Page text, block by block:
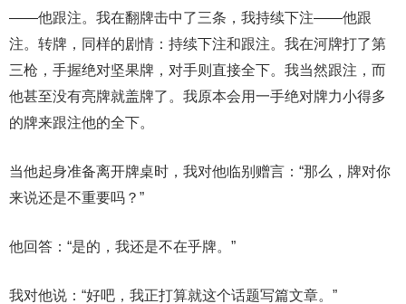
——他跟注。我在翻牌击中了三条，我持续下注——他跟
注。转牌，同样的剧情：持续下注和跟注。我在河牌打了第
三枪，手握绝对坚果牌，对手则直接全下。我当然跟注，而
他甚至没有亮牌就盖牌了。我原本会用一手绝对牌力小得多
的牌来跟注他的全下。
当他起身准备离开牌桌时，我对他临别赠言：“那么，牌对你
来说还是不重要吗？”
他回答：“是的，我还是不在乎牌。”
我对他说：“好吧，我正打算就这个话题写篇文章。”